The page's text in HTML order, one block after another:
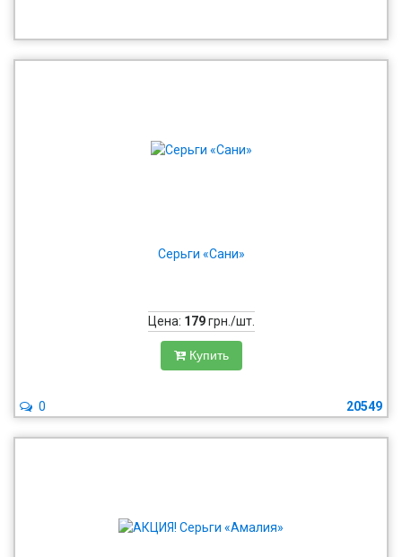
Серьги «Сани»
Цена: 179грн./шт.
Купить
20549
0